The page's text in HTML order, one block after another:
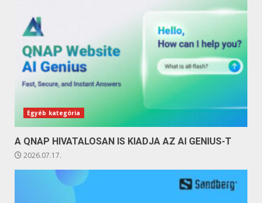
Egyéb kategória
A QNAP HIVATALOSAN IS KIADJA AZ AI GENIUS-T
2026.07.17.